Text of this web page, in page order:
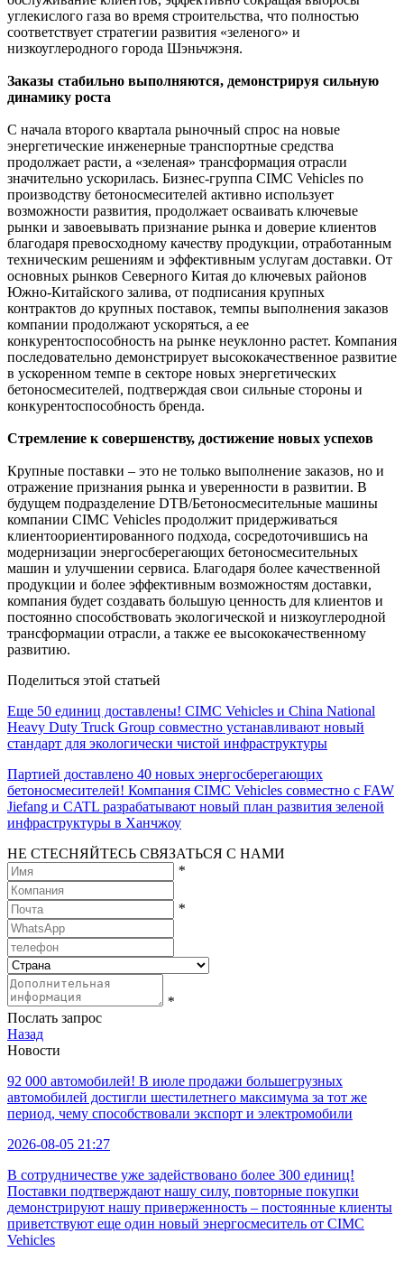
углекислого газа во время строительства, что полностью
соответствует стратегии развития «зеленого» и
низкоуглеродного города Шэньчжэня.
Заказы стабильно выполняются, демонстрируя сильную
динамику роста
С начала второго квартала рыночный спрос на новые
энергетические инженерные транспортные средства
продолжает расти, а «зеленая» трансформация отрасли
значительно ускорилась. Бизнес-группа CIMC Vehicles по
производству бетоносмесителей активно использует
возможности развития, продолжает осваивать ключевые
рынки и завоевывать признание рынка и доверие клиентов
благодаря превосходному качеству продукции, отработанным
техническим решениям и эффективным услугам доставки. От
основных рынков Северного Китая до ключевых районов
Южно-Китайского залива, от подписания крупных
контрактов до крупных поставок, темпы выполнения заказов
компании продолжают ускоряться, а ее
конкурентоспособность на рынке неуклонно растет. Компания
последовательно демонстрирует высококачественное развитие
в ускоренном темпе в секторе новых энергетических
бетоносмесителей, подтверждая свои сильные стороны и
конкурентоспособность бренда.
Стремление к совершенству, достижение новых успехов
Крупные поставки – это не только выполнение заказов, но и
отражение признания рынка и уверенности в развитии. В
будущем подразделение DTB/Бетоносмесительные машины
компании CIMC Vehicles продолжит придерживаться
клиентоориентированного подхода, сосредоточившись на
модернизации энергосберегающих бетоносмесительных
машин и улучшении сервиса. Благодаря более качественной
продукции и более эффективным возможностям доставки,
компания будет создавать большую ценность для клиентов и
постоянно способствовать экологической и низкоуглеродной
трансформации отрасли, а также ее высококачественному
развитию.
Поделиться этой статьей
Еще 50 единиц доставлены! CIMC Vehicles и China National
Heavy Duty Truck Group совместно устанавливают новый
стандарт для экологически чистой инфраструктуры
Партией доставлено 40 новых энергосберегающих
бетоносмесителей! Компания CIMC Vehicles совместно с FAW
Jiefang и CATL разрабатывают новый план развития зеленой
инфраструктуры в Ханчжоу
НЕ СТЕСНЯЙТЕСЬ СВЯЗАТЬСЯ С НАМИ
*
*
*
Послать запрос
Назад
Новости
92 000 автомобилей! В июле продажи большегрузных
автомобилей достигли шестилетнего максимума за тот же
период, чему способствовали экспорт и электромобили
2026-08-05 21:27
В сотрудничестве уже задействовано более 300 единиц!
Поставки подтверждают нашу силу, повторные покупки
демонстрируют нашу приверженность – постоянные клиенты
приветствуют еще один новый энергосмеситель от CIMC
Vehicles